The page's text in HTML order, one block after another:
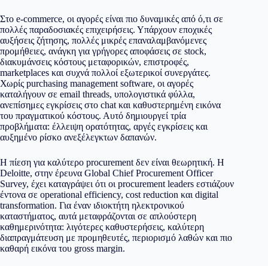
Στο e-commerce, οι αγορές είναι πιο δυναμικές από ό,τι σε
πολλές παραδοσιακές επιχειρήσεις. Υπάρχουν εποχικές
αυξήσεις ζήτησης, πολλές μικρές επαναλαμβανόμενες
προμήθειες, ανάγκη για γρήγορες αποφάσεις σε stock,
διακυμάνσεις κόστους μεταφορικών, επιστροφές,
marketplaces και συχνά πολλοί εξωτερικοί συνεργάτες.
Χωρίς purchasing management software, οι αγορές
καταλήγουν σε email threads, υπολογιστικά φύλλα,
ανεπίσημες εγκρίσεις στο chat και καθυστερημένη εικόνα
του πραγματικού κόστους. Αυτό δημιουργεί τρία
προβλήματα: έλλειψη ορατότητας, αργές εγκρίσεις και
αυξημένο ρίσκο ανεξέλεγκτων δαπανών.
Η πίεση για καλύτερο procurement δεν είναι θεωρητική. Η
Deloitte, στην έρευνα Global Chief Procurement Officer
Survey, έχει καταγράψει ότι οι procurement leaders εστιάζουν
έντονα σε operational efficiency, cost reduction και digital
transformation. Για έναν ιδιοκτήτη ηλεκτρονικού
καταστήματος, αυτά μεταφράζονται σε απλούστερη
καθημερινότητα: λιγότερες καθυστερήσεις, καλύτερη
διαπραγμάτευση με προμηθευτές, περιορισμό λαθών και πιο
καθαρή εικόνα του gross margin.